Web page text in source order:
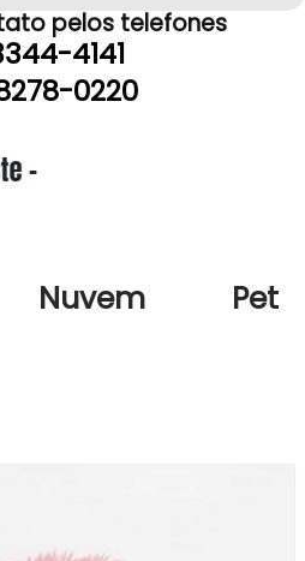
pelos telefones
4141
0220
Nuvem Pet